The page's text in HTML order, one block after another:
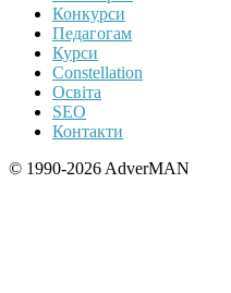
Конкурси
Педагогам
Курси
Constellation
Освіта
SEO
Контакти
© 1990-2026 AdverMAN